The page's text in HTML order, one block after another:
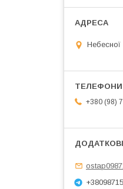
Небесної
+380 (98)